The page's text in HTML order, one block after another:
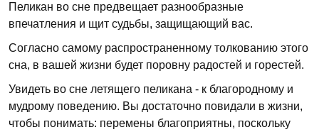
Пеликан во сне предвещает разнообразные
впечатления и щит судьбы, защищающий вас.
Согласно самому распространенному толкованию этого
сна, в вашей жизни будет поровну радостей и горестей.
Увидеть во сне летящего пеликана - к благородному и
мудрому поведению. Вы достаточно повидали в жизни,
чтобы понимать: перемены благоприятны, поскольку